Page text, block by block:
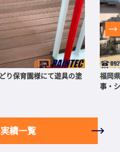
り保育園様にて遊具の塗
福岡
事・
績一覧